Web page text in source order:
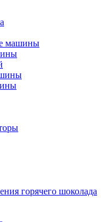
машины
горячего шоколада